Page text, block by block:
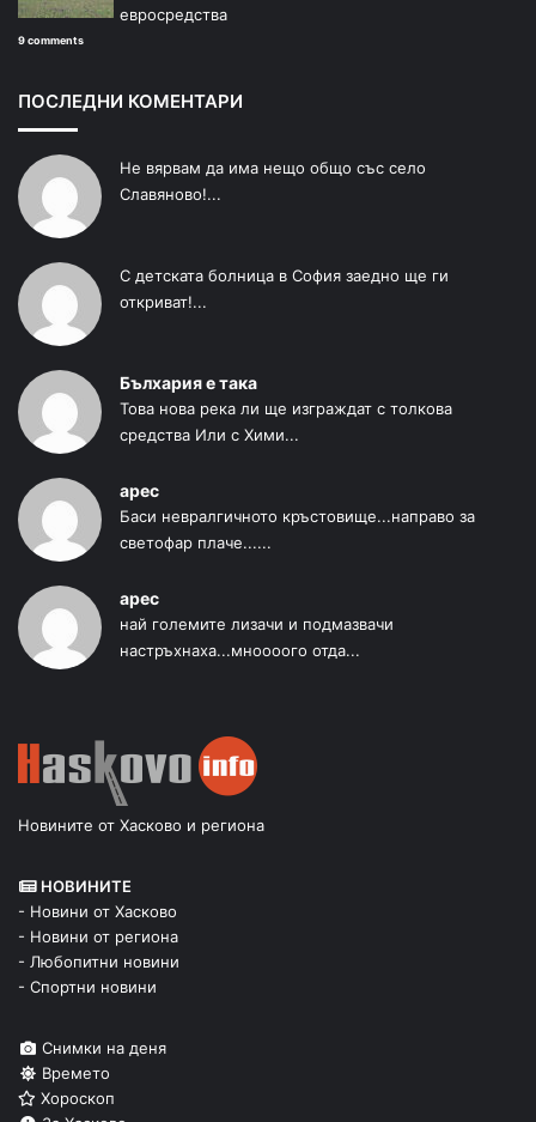
евросредства
9 comments
ПОСЛЕДНИ КОМЕНТАРИ
Не вярвам да има нещо общо със село
Славяново!...
С детската болница в София заедно ще ги
откриват!...
Бълхария е така
Това нова река ли ще изграждат с толкова
средства Или с Хими...
арес
Баси невралгичното кръстовище...направо за
светофар плаче......
арес
най големите лизачи и подмазвачи
настръхнаха...мноооого отда...
Новините от Хасково и региона
НОВИНИТЕ
- Новини от Хасково
- Новини от региона
- Любопитни новини
- Спортни новини
Снимки на деня
Времето
Хороскоп